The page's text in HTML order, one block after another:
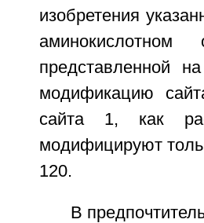
изобретения
аминокислотном
представленной
модификацию
сайта 1, как
модифицируют
120.
В